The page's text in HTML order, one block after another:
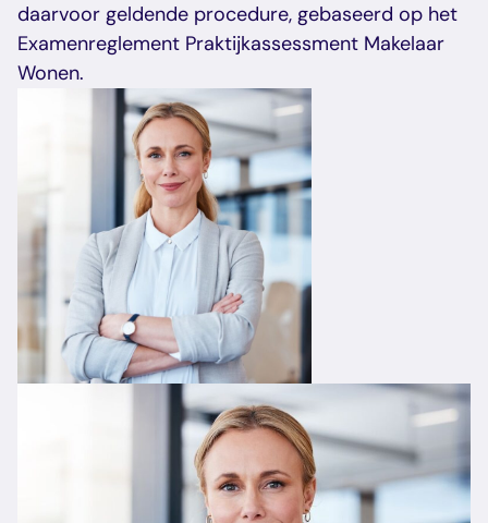
daarvoor geldende procedure, gebaseerd op het
Examenreglement Praktijkassessment Makelaar
Wonen.